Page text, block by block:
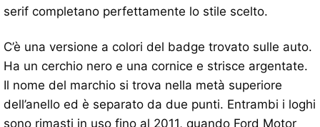
serif completano perfettamente lo stile scelto.
C’è una versione a colori del badge trovato sulle auto.
Ha un cerchio nero e una cornice e strisce argentate.
Il nome del marchio si trova nella metà superiore
dell’anello ed è separato da due punti. Entrambi i loghi
sono rimasti in uso fino al 2011, quando Ford Motor